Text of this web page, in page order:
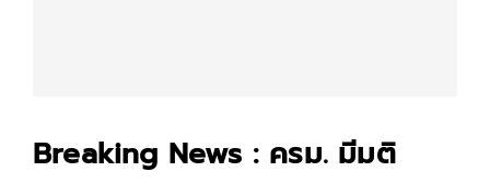
Breaking News : ครม. มีมติ